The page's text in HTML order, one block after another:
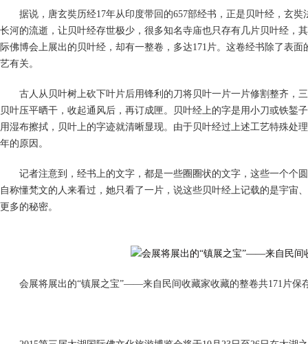
据说，唐玄奘历经17年从印度带回的657部经书，正是贝叶经，玄奘
长河的流逝，让贝叶经存世极少，很多知名寺庙也只存有几片贝叶经，
际佛博会上展出的贝叶经，却有一整卷，多达171片。这卷经书除了表
艺有关。
古人从贝叶树上砍下叶片后用锋利的刀将贝叶一片一片修割整齐，
贝叶压平晒干，收起通风后，再订成匣。贝叶经上的字是用小刀或铁錾
用湿布擦拭，贝叶上的字迹就清晰显现。由于贝叶经过上述工艺特殊处
年的原因。
记者注意到，经书上的文字，都是一些圈圈状的文字，这些一个个
自称懂梵文的人来看过，她只看了一片，说这些贝叶经上记载的是宇宙
更多的秘密。
会展将展出的“镇展之宝”——来自民间收藏家收藏的整卷共171片保